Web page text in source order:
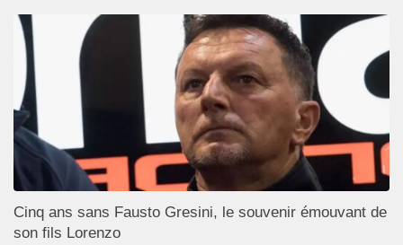
Cinq ans sans Fausto Gresini, le souvenir émouvant de
son fils Lorenzo